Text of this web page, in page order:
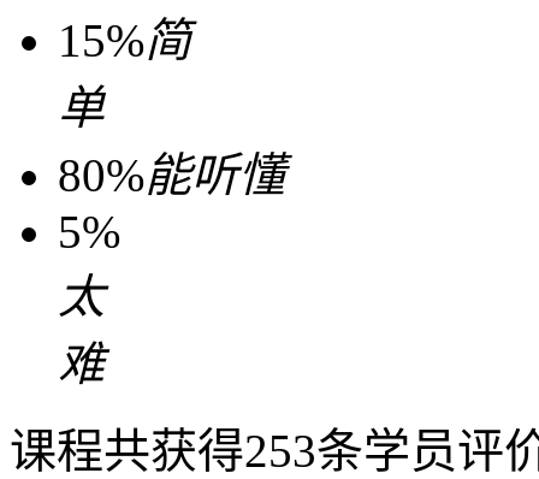
15%简
单
80%能听懂
5%
太
难
课程共获得253条学员评